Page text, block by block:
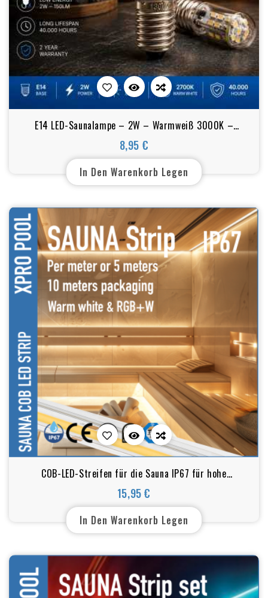
E14 LED-Saunalampe – 2W – Warmweiß 3000K –
Hitzebeständige Ersatzlampe
8,95 €
Preis
In Den Warenkorb Legen
COB-LED-Streifen für die Sauna IP67 für hohe
Temperaturen und feuchte Umgebungen
15,95 €
Preis
In Den Warenkorb Legen